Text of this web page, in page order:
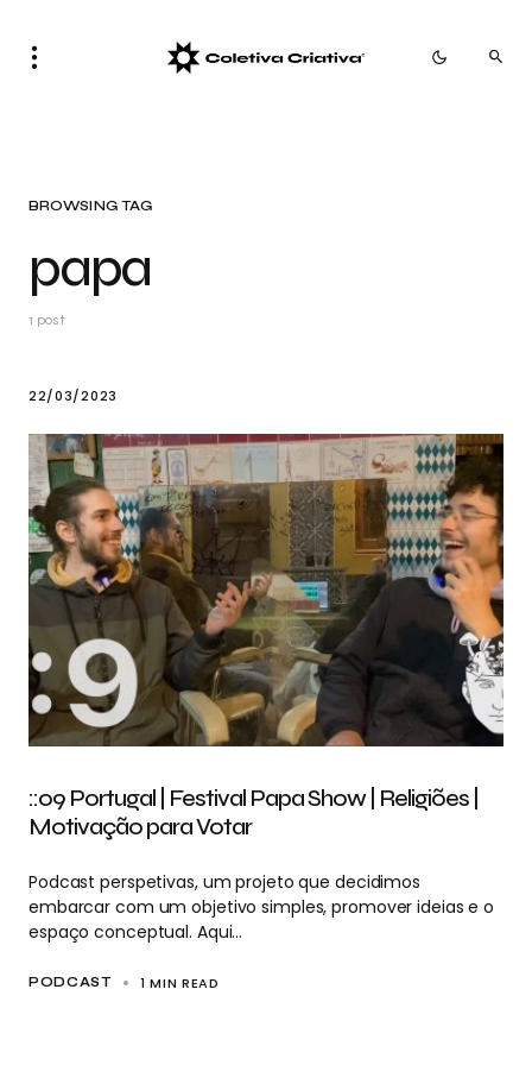
BROWSING TAG
papa
1 post
PODCAST 1 MIN READ
::09 Portugal | Festival Papa Show | Religiões |
Motivação para Votar
Podcast perspetivas, um projeto que decidimos
embarcar com um objetivo simples, promover ideias e o
espaço conceptual. Aqui…
22/03/2023